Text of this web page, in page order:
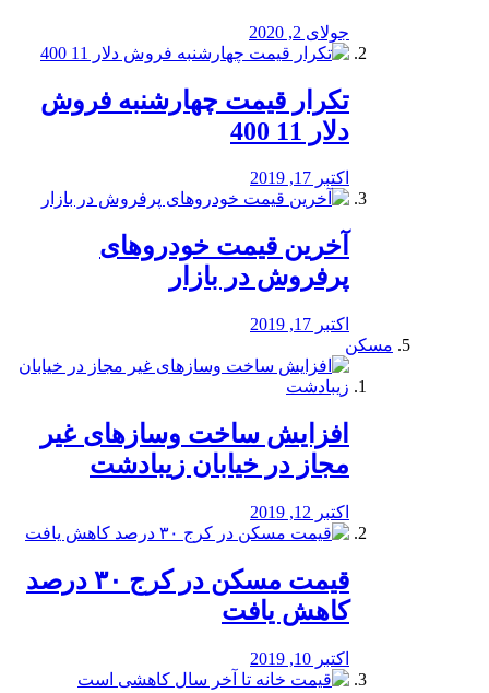
جولای 2, 2020
تکرار قیمت چهارشنبه فروش
دلار 11 400
اکتبر 17, 2019
آخرین قیمت خودرو‌های
پرفروش در بازار
اکتبر 17, 2019
مسکن
افزایش ساخت وسازهای غیر
مجاز در خیابان زیبادشت
اکتبر 12, 2019
️قیمت مسکن در کرج ۳۰ درصد
کاهش یافت
اکتبر 10, 2019